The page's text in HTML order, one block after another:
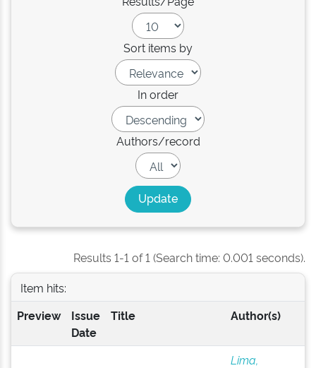
Sort items by
In order
Authors/record
Results 1-1 of 1 (Search time: 0.001 seconds).
Item hits:
Preview
Issue
Date
Title Author(s)
Lima,